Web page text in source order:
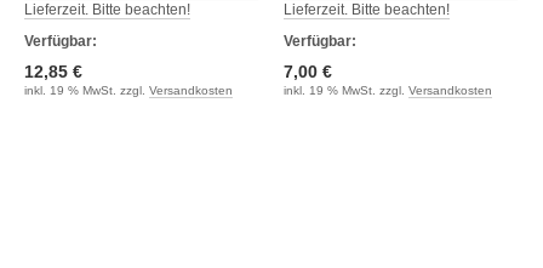
Lieferzeit. Bitte beachten!
Verfügbar:
12,85 €
inkl. 19 % MwSt. zzgl. Versandkosten
Lieferzeit. Bitte beachten!
Verfügbar:
7,00 €
inkl. 19 % MwSt. zzgl. Versandkosten